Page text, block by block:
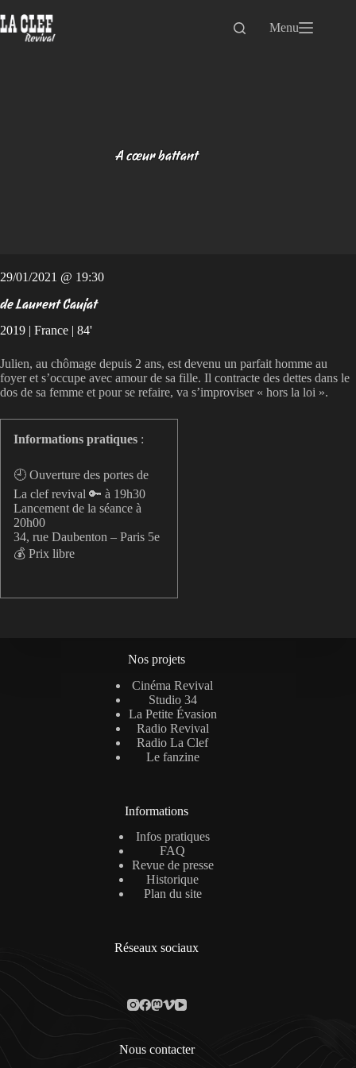
au
contenu
Menu
A cœur battant
29/01/2021 @ 19:30
de Laurent Caujat
2019 | France | 84'
Julien, au chômage depuis 2 ans, est devenu un parfait homme au
foyer et s’occupe avec amour de sa fille. Il contracte des dettes dans le
dos de sa femme et pour se refaire, va s’improviser « hors la loi ».
Informations pratiques :
🕘 Ouverture des portes de
La clef revival 🔑 à 19h30
Lancement de la séance à
20h00
34, rue Daubenton – Paris 5e
💰 Prix libre
Nos projets
Cinéma Revival
Studio 34
La Petite Évasion
Radio Revival
Radio La Clef
Le fanzine
Informations
Infos pratiques
FAQ
Revue de presse
Historique
Plan du site
Réseaux sociaux
Nous contacter